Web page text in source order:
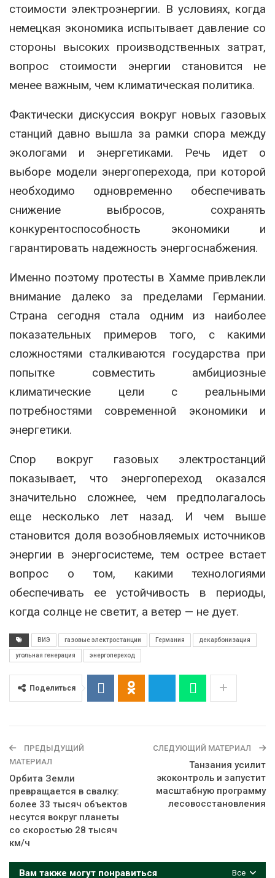
стоимости электроэнергии. В условиях, когда
немецкая экономика испытывает давление со
стороны высоких производственных затрат,
вопрос стоимости энергии становится не
менее важным, чем климатическая политика.
Фактически дискуссия вокруг новых газовых
станций давно вышла за рамки спора между
экологами и энергетиками. Речь идет о
выборе модели энергоперехода, при которой
необходимо одновременно обеспечивать
снижение выбросов, сохранять
конкурентоспособность экономики и
гарантировать надежность энергоснабжения.
Именно поэтому протесты в Хамме привлекли
внимание далеко за пределами Германии.
Страна сегодня стала одним из наиболее
показательных примеров того, с какими
сложностями сталкиваются государства при
попытке совместить амбициозные
климатические цели с реальными
потребностями современной экономики и
энергетики.
Спор вокруг газовых электростанций
показывает, что энергопереход оказался
значительно сложнее, чем предполагалось
еще несколько лет назад. И чем выше
становится доля возобновляемых источников
энергии в энергосистеме, тем острее встает
вопрос о том, какими технологиями
обеспечивать ее устойчивость в периоды,
когда солнце не светит, а ветер — не дует.
ВИЭ газовые электростанции Германия декарбонизация
угольная генерация энергопереход
Поделиться
ПРЕДЫДУЩИЙ
МАТЕРИАЛ
Орбита Земли
превращается в свалку:
более 33 тысяч объектов
несутся вокруг планеты
со скоростью 28 тысяч
км/ч
СЛЕДУЮЩИЙ МАТЕРИАЛ
Танзания усилит
экоконтроль и запустит
масштабную программу
лесовосстановления
Все
Вам также могут понравиться